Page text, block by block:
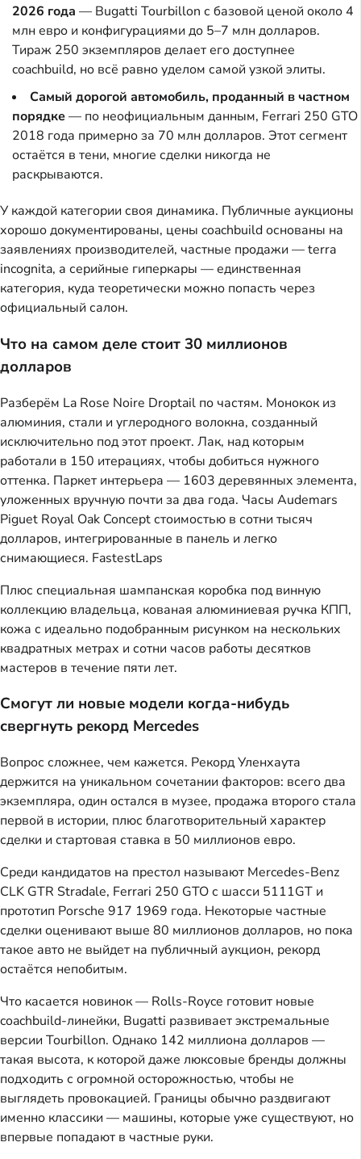
2026 года — Bugatti Tourbillon с базовой ценой около 4
млн евро и конфигурациями до 5–7 млн долларов.
Тираж 250 экземпляров делает его доступнее
coachbuild, но всё равно уделом самой узкой элиты.
Самый дорогой автомобиль, проданный в частном
порядке— по неофициальным данным, Ferrari 250 GTO
2018 года примерно за 70 млн долларов. Этот сегмент
остаётся в тени, многие сделки никогда не
раскрываются.
У каждой категории своя динамика. Публичные аукционы
хорошо документированы, цены coachbuild основаны на
заявлениях производителей, частные продажи — terra
incognita, а серийные гиперкары — единственная
категория, куда теоретически можно попасть через
официальный салон.
Что на самом деле стоит 30 миллионов
долларов
Разберём La Rose Noire Droptail по частям. Монокок из
алюминия, стали и углеродного волокна, созданный
исключительно под этот проект. Лак, над которым
работали в 150 итерациях, чтобы добиться нужного
оттенка. Паркет интерьера — 1603 деревянных элемента,
уложенных вручную почти за два года. Часы Audemars
Piguet Royal Oak Concept стоимостью в сотни тысяч
долларов, интегрированные в панель и легко
снимающиеся. FastestLaps
Плюс специальная шампанская коробка под винную
коллекцию владельца, кованая алюминиевая ручка КПП,
кожа с идеально подобранным рисунком на нескольких
квадратных метрах и сотни часов работы десятков
мастеров в течение пяти лет.
Смогут ли новые модели когда-нибудь
свергнуть рекорд Mercedes
Вопрос сложнее, чем кажется. Рекорд Уленхаута
держится на уникальном сочетании факторов: всего два
экземпляра, один остался в музее, продажа второго стала
первой в истории, плюс благотворительный характер
сделки и стартовая ставка в 50 миллионов евро.
Среди кандидатов на престол называют Mercedes-Benz
CLK GTR Stradale, Ferrari 250 GTO с шасси 5111GT и
прототип Porsche 917 1969 года. Некоторые частные
сделки оценивают выше 80 миллионов долларов, но пока
такое авто не выйдет на публичный аукцион, рекорд
остаётся непобитым.
Что касается новинок — Rolls-Royce готовит новые
coachbuild-линейки, Bugatti развивает экстремальные
версии Tourbillon. Однако 142 миллиона долларов —
такая высота, к которой даже люксовые бренды должны
подходить с огромной осторожностью, чтобы не
выглядеть провокацией. Границы обычно раздвигают
именно классики — машины, которые уже существуют, но
впервые попадают в частные руки.